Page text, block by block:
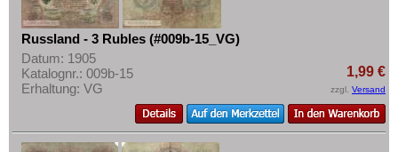
Russland - 3 Rubles (#009b-15_VG)
Datum: 1905
Katalognr.: 009b-15
Erhaltung: VG
1,99 €
zzgl. Versand